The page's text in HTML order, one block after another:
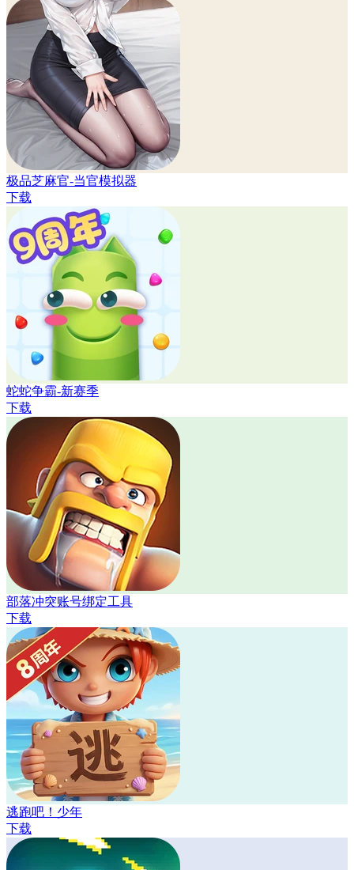
极品芝麻官-当官模拟器
下载
蛇蛇争霸-新赛季
下载
部落冲突账号绑定工具
下载
逃跑吧！少年
下载